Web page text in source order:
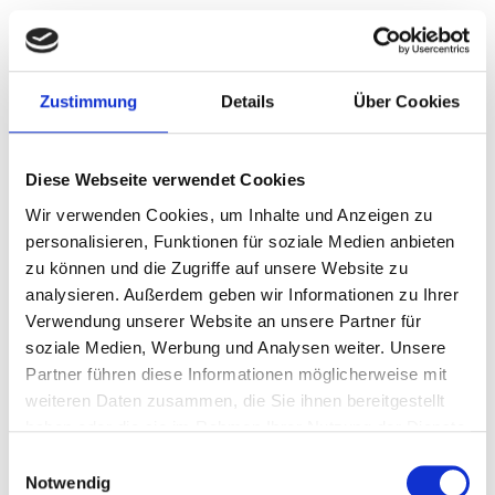
Zustimmung Details Über Cookies
Diese Webseite verwendet Cookies
Wir verwenden Cookies, um Inhalte und Anzeigen zu
personalisieren, Funktionen für soziale Medien anbieten
zu können und die Zugriffe auf unsere Website zu
analysieren. Außerdem geben wir Informationen zu Ihrer
Verwendung unserer Website an unsere Partner für
soziale Medien, Werbung und Analysen weiter. Unsere
Partner führen diese Informationen möglicherweise mit
weiteren Daten zusammen, die Sie ihnen bereitgestellt
Notwendig
Empfohlene Pakete
P.P. AB
€ 1211 p.P. € 1161 p.P.